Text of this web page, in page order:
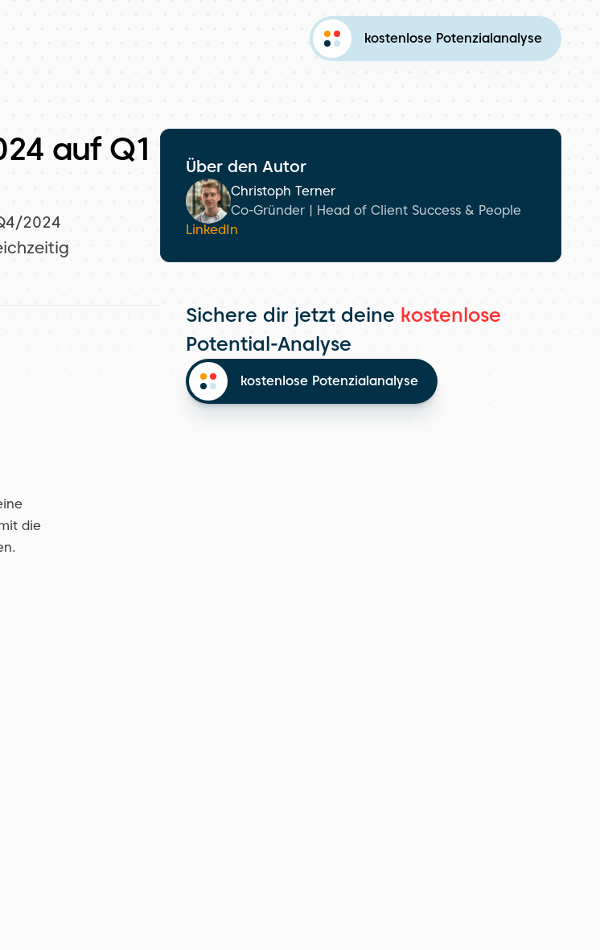
kostenlose Potenzialanalyse
auf Q1
2024
die
Über den Autor
Christoph Terner
Co-Gründer | Head of Client Success & People
LinkedIn
Sichere dir jetzt deine kostenlose
Potential-Analyse
kostenlose Potenzialanalyse